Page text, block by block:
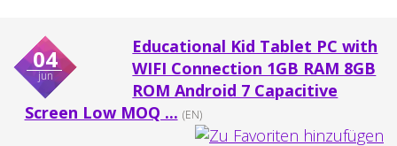
04
jun
Educational Kid Tablet PC with
WIFI Connection 1GB RAM 8GB
ROM Android 7 Capacitive
Screen Low MOQ ... (EN)